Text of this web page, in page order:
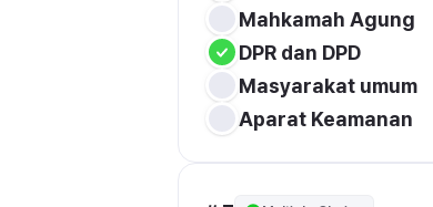
Mahkamah Agung
DPR dan DPD
Masyarakat umum
Aparat Keamanan